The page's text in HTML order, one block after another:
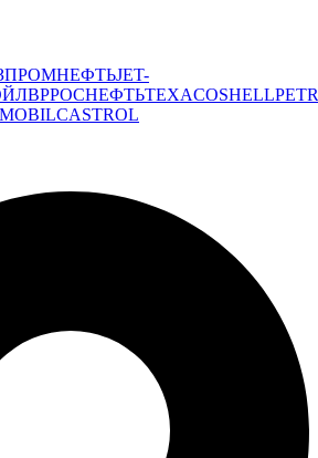
JET-
BPРОСНЕФТЬTEXACOSHELL
MOBILCASTROL